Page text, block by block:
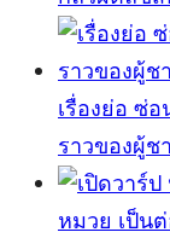
เรื่องย่อ ซ่
ราวของผู้
หมวย เป็น